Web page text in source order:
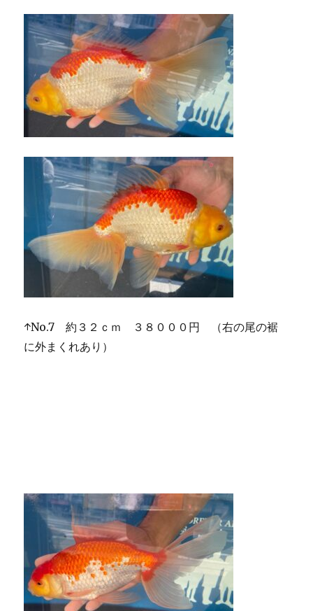
↑No.7 約３２ｃｍ ３８０００円 （右の尾の裾
に外まくれあり）